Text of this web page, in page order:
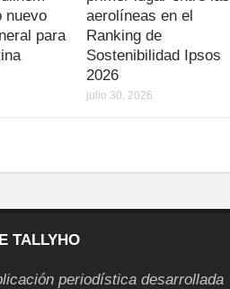
nuevo
para
aerolíneas en el
Ranking de
Sostenibilidad Ipsos
2026
julio 30, 2026
TALLYHO
periodística desarrollada